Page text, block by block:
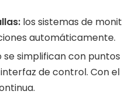
los sistemas de
automáticamente.
simplifican con
de control. Con